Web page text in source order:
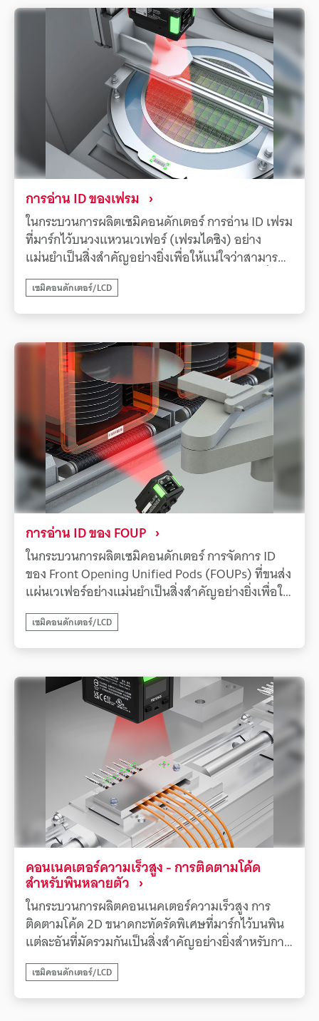
บ่อยครั้งเมื่อใช้เครื่องอ่านโค้ดทั่วไป ซึ่งนำไปสู่การหยุด
สายการผลิตและอัตราผลผลิตที่ลดลงเครื่องอ่านโค้ด
ด้วยระบบ AI ของ KEYENCE รุ่น SR-X ซีรีส์ สามารถ
แก้ปัญหาความท้าทายในการอ่านโค้ดที่อ่านได้ยาก
เหล่านี้ได้ SR-X ซีรีส์ใช้อัลกอริธึมการประมวลผลภาพที่
เป็นกรรมสิทธิ์และเทคโนโลยีการให้แสงที่หลากหลาย
เพื่ออ่านโค้ดขนาดเล็กที่มีขนาดเซลล์เล็กถึง 10 μm
หรือโค้ดที่มีความเปรียบต่างต่ำซึ่งมีการพิมพ์ที่ซีดจาง
หรือไม่สม่ำเสมอ บนชิ้นงานที่เคลื่อนที่เร็วได้อย่าง
รวดเร็วและมีเสถียรภาพ นอกจากนี้ AI ยังสร้างการตั้ง
ค่าที่เหมาะสมที่สุดจากภาพที่ถ่ายได้โดยอัตโนมัติ
ทำให้แม้แต่ผู้ใช้ที่ไม่มีความรู้เฉพาะทางก็สามารถ
บรรลุประสิทธิภาพการอ่านที่ดีที่สุดได้อย่างง่ายดาย
โซลูชันนี้ช่วยขจัดปัญหาการหยุดทำงานเล็กๆ น้อยๆ ที่
เกิดจากการอ่านที่ล้มเหลว และสร้างระบบการตรวจ
สอบย้อนกลับที่เชื่อถือได้ ซึ่งมีส่วนสำคัญอย่างยิ่งใน
การปรับปรุงการควบคุมคุณภาพและเพิ่มผลผลิตใน
การผลิตชิ้นส่วนอิเล็กทรอนิกส์
การอ่าน ID ของเฟรม
ในกระบวนการผลิตเซมิคอนดักเตอร์ การอ่าน ID เฟรม
ที่มาร์กไว้บนวงแหวนเวเฟอร์ (เฟรมไดซิง) อย่าง
แม่นยำเป็นสิ่งสำคัญอย่างยิ่งเพื่อให้แน่ใจว่าสามารถ
ตรวจสอบย้อนกลับและควบคุมคุณภาพได้อย่างทั่วถึง
อย่างไรก็ตาม ปัญหาที่พบบ่อยคือโค้ด ID จะเกิดรอย
ขีดข่วนหรือรอยถลอกเมื่อวงแหวนถูกวางซ้อนกันเพื่อ
บ่อยครั้งด้วยเครื่องอ่านโค้ดทั่วไป ความล้มเหลวใน
การอ่านเหล่านี้เป็นปัญหาร้ายแรงที่นำไปสู่การหยุด
สายการผลิตและผลผลิตที่ลดลงโดยตรงเครื่องอ่าน
โค้ด 1D/2D ซีรีส์ SR-2000 ของ KEYENCE ช่วยแก้
ปัญหานี้ได้ ด้วยอัลกอริธึมการอ่านที่ล้ำสมัยที่เป็น
กรรมสิทธิ์และฟังก์ชันการแก้ไขภาพอันทรงพลัง ทำให้
สามารถอ่านโค้ดที่ท้าทายได้อย่างรวดเร็วและมี
เสถียรภาพแม้ในสภาวะที่ไม่เอื้ออำนวย เช่น รอยขีด
ข่วน สิ่งสกปรก และความเปรียบต่างต่ำ ซึ่งช่วยลด
ความเสี่ยงของการหยุดสายการผลิตเนื่องจากข้อผิด
พลาดในการอ่านได้อย่างมาก และมีส่วนช่วยอย่างมาก
ในการปรับปรุงประสิทธิภาพการผลิตนอกจากนี้ ซีรีส์
SR-2000 ยังรองรับมุมมองภาพที่กว้างเป็นพิเศษและ
การอ่านระยะไกล ทำให้สามารถจับ ID ได้อย่างน่าเชื่อ
ถือแม้ในสภาพแวดล้อมที่ระยะห่างและตำแหน่งของ
เป้าหมายอาจแตกต่างกันไป ความอิสระในการติดตั้ง
ระดับสูงทำให้ง่ายต่อการติดตั้งเพิ่มเติมบนอุปกรณ์ที่มี
อยู่ ทำให้สามารถจัดการรายการแต่ละรายการได้อย่าง
ในการผลิตเซมิคอนดักเตอร์
เซมิคอนดักเตอร์/LCD
การอ่าน ID ของ FOUP
ในกระบวนการผลิตเซมิคอนดักเตอร์ การจัดการ ID
ของ Front Opening Unified Pods (FOUPs) ที่ขนส่ง
แผ่นเวเฟอร์อย่างแม่นยำเป็นสิ่งสำคัญอย่างยิ่งเพื่อให้
แน่ใจว่าสามารถตรวจสอบย้อนกลับผลิตภัณฑ์ได้
อย่างไรก็ตาม ฉลากบาร์โค้ดบน FOUPs ซึ่งขนส่งด้วย
ความเร็วสูงโดยเครื่องโหลดและเครื่องอันโหลด มีแนว
ทำให้เกิดการหยุดทำงานของอุปกรณ์เล็กน้อยและลด
ประสิทธิภาพการผลิตเนื่องจากข้อผิดพลาดในการอ่าน
เครื่องอ่านโค้ด 1D/2D ซีรีส์ SR-2000 ของ KEYENCE
ช่วยแก้ปัญหานี้ได้ ซีรีส์ SR-2000 มาพร้อมกับเอ็นจิ้
นการอ่านที่ดีที่สุดในระดับเดียวกันและฟังก์ชันการ
แก้ไขขั้นสูง แม้จะมีฉลากบาร์โค้ดที่ขีดข่วนหรือเสีย
หาย หรือ DPM (การมาร์กชิ้นงานโดยตรง) คุณภาพต่ำ
ก็สามารถประมวลผลภาพที่เหมาะสมที่สุดได้ทันทีเพื่อ
ให้ได้การอ่าน ID ที่มีเสถียรภาพพร้อมอัตราการอ่าน
โค้ดที่สูงมาก มุมมองภาพที่กว้างและความสามารถใน
การสแกนระยะไกลช่วยให้สามารถจัดการกับความเร็ว
และตำแหน่งการขนส่ง FOUP ที่แตกต่างกันได้อย่าง
ยืดหยุ่น คุณสมบัติอีกอย่างคือความอิสระในการติดตั้ง
ระดับสูง ทำให้ง่ายต่อการติดตั้งเพิ่มเติมบนอุปกรณ์ที่มี
อยู่ การนำซีรีส์ SR-2000 มาใช้ทำให้กระบวนการอ่าน
ID ของ FOUP เป็นไปโดยอัตโนมัติและมีเสถียรภาพ
ซึ่งมีส่วนช่วยให้การทำงานมีเสถียรภาพและปรับปรุง
อัตราผลผลิตในโรงงานผลิตเซมิคอนดักเตอร์
เซมิคอนดักเตอร์/LCD
คอนเนคเตอร์ความเร็วสูง - การติดตามโค้ด
สำหรับพินหลายตัว
ในกระบวนการผลิตคอนเนคเตอร์ความเร็วสูง การ
ติดตามโค้ด 2D ขนาดกะทัดรัดพิเศษที่มาร์กไว้บนพิน
แต่ละอันที่มัดรวมกันเป็นสิ่งสำคัญอย่างยิ่งสำหรับการ
ควบคุมคุณภาพและการตรวจสอบย้อนกลับ อย่างไร
ก็ตาม พื้นผิวพินที่เป็นโลหะมีแนวโน้มที่จะเกิดการ
สะท้อนแสง และโค้ดที่มาร์กไว้มีขนาดเล็กมากและมี
เซมิคอนดักเตอร์/LCD